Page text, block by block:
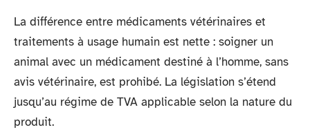
La différence entre médicaments vétérinaires et
traitements à usage humain est nette : soigner un
animal avec un médicament destiné à l’homme, sans
avis vétérinaire, est prohibé. La législation s’étend
jusqu’au régime de TVA applicable selon la nature du
produit.